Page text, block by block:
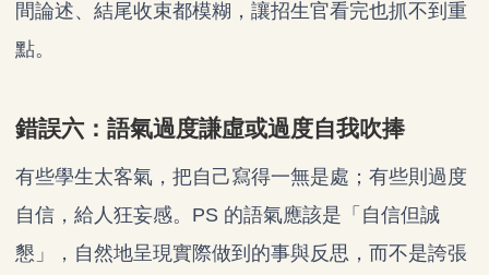
間論述、結尾收束都模糊，讓招生官看完也抓不到重
點。
錯誤六：語氣過度謙虛或過度自我吹捧
有些學生太客氣，把自己寫得一無是處；有些則過度
自信，給人狂妄感。PS 的語氣應該是「自信但誠
懇」，自然地呈現實際做到的事與反思，而不是誇張